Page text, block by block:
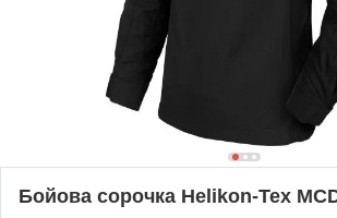
Бойова сорочка Helikon-Tex